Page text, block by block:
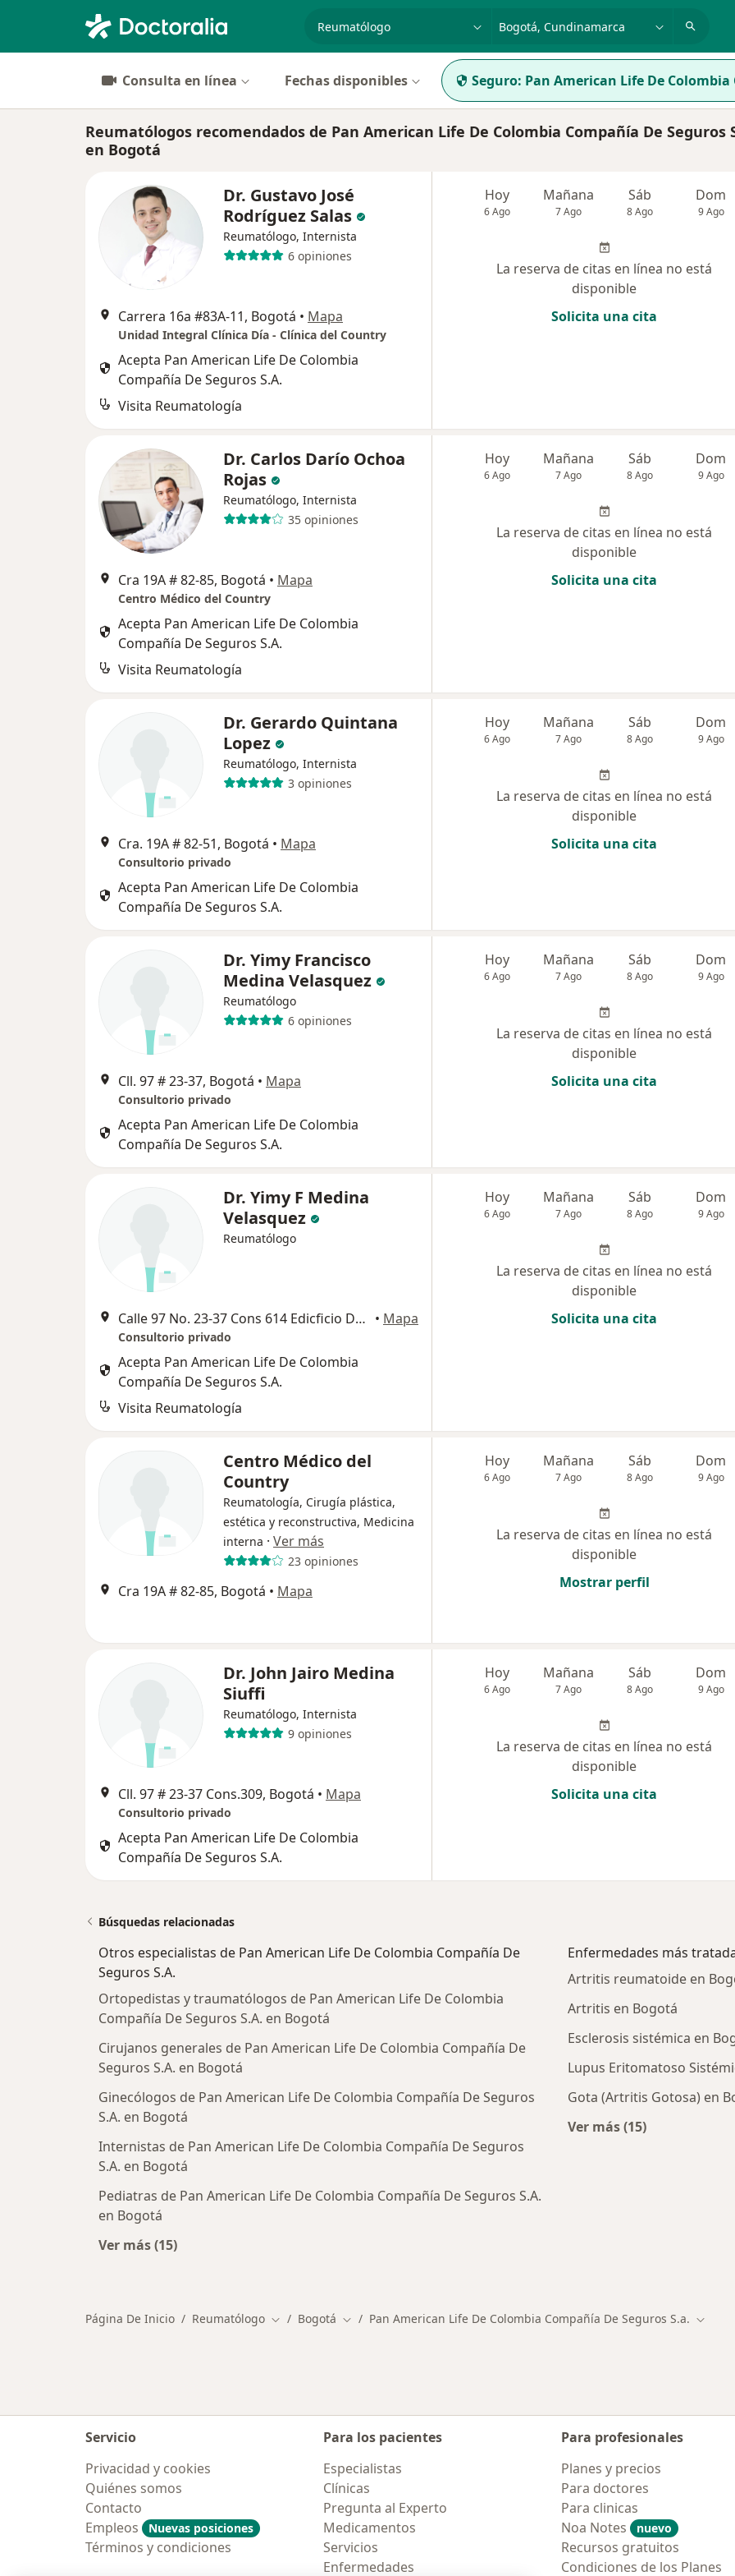
especialidad, enfermedad o nombre
p. ej. Bogotá
Consulta en línea Fechas disponibles Seguro: Pan American Life De Colombia
Reumatólogos recomendados de Pan American Life De Colombia Compañía De Seguros
en Bogotá
Dr. Gustavo José
Rodríguez Salas
Reumatólogo, Internista
6 opiniones
Carrera 16a #83A-11, Bogotá • Mapa
Unidad Integral Clínica Día - Clínica del Country
Acepta Pan American Life De Colombia
Compañía De Seguros S.A.
Visita Reumatología
Hoy
6 Ago
Mañana
7 Ago
Sáb
8 Ago
Dom
9 Ago
La reserva de citas en línea no está
disponible
Solicita una cita
Dr. Carlos Darío Ochoa
Rojas
Reumatólogo, Internista
35 opiniones
Cra 19A # 82-85, Bogotá • Mapa
Centro Médico del Country
Acepta Pan American Life De Colombia
Compañía De Seguros S.A.
Visita Reumatología
Hoy
6 Ago
Mañana
7 Ago
Sáb
8 Ago
Dom
9 Ago
La reserva de citas en línea no está
disponible
Solicita una cita
Dr. Gerardo Quintana
Lopez
Reumatólogo, Internista
3 opiniones
Cra. 19A # 82-51, Bogotá • Mapa
Consultorio privado
Acepta Pan American Life De Colombia
Compañía De Seguros S.A.
Hoy
6 Ago
Mañana
7 Ago
Sáb
8 Ago
Dom
9 Ago
La reserva de citas en línea no está
disponible
Solicita una cita
Dr. Yimy Francisco
Medina Velasquez
Reumatólogo
6 opiniones
Cll. 97 # 23-37, Bogotá • Mapa
Consultorio privado
Acepta Pan American Life De Colombia
Compañía De Seguros S.A.
Hoy
6 Ago
Mañana
7 Ago
Sáb
8 Ago
Dom
9 Ago
La reserva de citas en línea no está
disponible
Solicita una cita
Dr. Yimy F Medina
Velasquez
Reumatólogo
Calle 97 No. 23-37 Cons 614 Edicficio Dali. Sobre autopista Norte. Costado Oriental , Bogotá • Mapa
Consultorio privado
Acepta Pan American Life De Colombia
Compañía De Seguros S.A.
Visita Reumatología
Hoy
6 Ago
Mañana
7 Ago
Sáb
8 Ago
Dom
9 Ago
La reserva de citas en línea no está
disponible
Solicita una cita
Centro Médico del
Country
Reumatología, Cirugía plástica,
estética y reconstructiva, Medicina
interna · Ver más
23 opiniones
Cra 19A # 82-85, Bogotá • Mapa
Hoy
6 Ago
Mañana
7 Ago
Sáb
8 Ago
Dom
9 Ago
La reserva de citas en línea no está
disponible
Mostrar perfil
Dr. John Jairo Medina
Siuffi
Reumatólogo, Internista
9 opiniones
Cll. 97 # 23-37 Cons.309, Bogotá • Mapa
Consultorio privado
Acepta Pan American Life De Colombia
Compañía De Seguros S.A.
Hoy
6 Ago
Mañana
7 Ago
Sáb
8 Ago
Dom
9 Ago
La reserva de citas en línea no está
disponible
Solicita una cita
Búsquedas relacionadas
Otros especialistas de Pan American Life De Colombia Compañía De
Seguros S.A.
Ortopedistas y traumatólogos de Pan American Life De Colombia
Compañía De Seguros S.A. en Bogotá
Cirujanos generales de Pan American Life De Colombia Compañía De
Seguros S.A. en Bogotá
Ginecólogos de Pan American Life De Colombia Compañía De Seguros
S.A. en Bogotá
Internistas de Pan American Life De Colombia Compañía De Seguros
S.A. en Bogotá
Pediatras de Pan American Life De Colombia Compañía De Seguros S.A.
en Bogotá
Ver más (15)
Enfermedades más
Artritis reumatoide en
Artritis en Bogotá
Esclerosis sistémica en
Lupus Eritomatoso
Gota (Artritis Gotosa) en
Ver más (15)
Página De Inicio Reumatólogo Cambiar de ciudad
Bogotá Cambiar de ciudad
Pan American Life De Colombia Compañía De Seguros S.a.
Servicio
Privacidad y cookies
Quiénes somos
Contacto
Empleos
Nuevas posiciones
Términos y condiciones
Para los pacientes
Especialistas
Clínicas
Pregunta al Experto
Medicamentos
Servicios
Enfermedades
Para profesionales
Planes y precios
Para doctores
Para clinicas
Noa Notes
nuevo
Recursos gratuitos
Condiciones de los Planes